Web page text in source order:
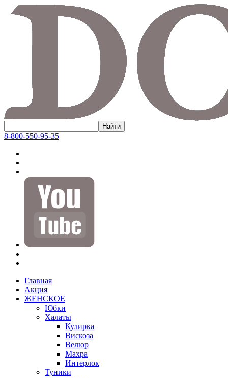
8-800-550-95-35
Главная
Акция
ЖЕНСКОЕ
Юбки
Халаты
Кулирка
Вискоза
Велюр
Махра
Интерлок
Туники